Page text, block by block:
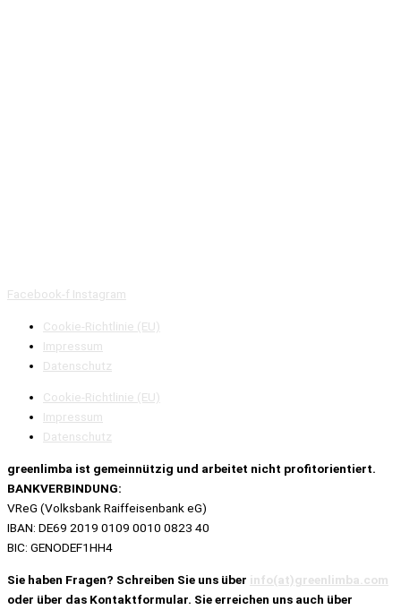
Facebook-f Instagram
Cookie-Richtlinie (EU)
Impressum
Datenschutz
Cookie-Richtlinie (EU)
Impressum
Datenschutz
greenlimba ist gemeinnützig und arbeitet nicht profitorientiert.
BANKVERBINDUNG:
VReG (Volksbank Raiffeisenbank eG)
IBAN: DE69 2019 0109 0010 0823 40
BIC: GENODEF1HH4
Sie haben Fragen? Schreiben Sie uns über info(at)greenlimba.com
oder über das Kontaktformular. Sie erreichen uns auch über